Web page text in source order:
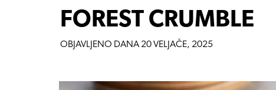
FOREST CRUMBLE
OBJAVLJENO DANA 20 VELJAČE, 2025